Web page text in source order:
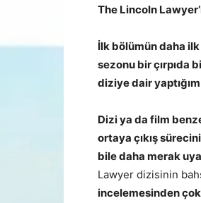
The Lincoln
İlk bölümün daha
sezonu bir çırpıda
diziye dair
Dizi ya da film
ortaya çıkış
bile daha merak
Lawyer dizisinin
incelemesinden